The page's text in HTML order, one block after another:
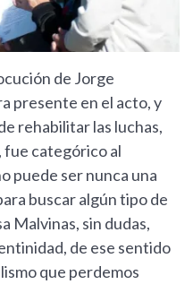
de Jorge
presente en el acto, y
rehabilitar las luchas,
fue categórico al
puede ser nunca una
buscar algún tipo de
Malvinas, sin dudas,
de ese sentido
que perdemos